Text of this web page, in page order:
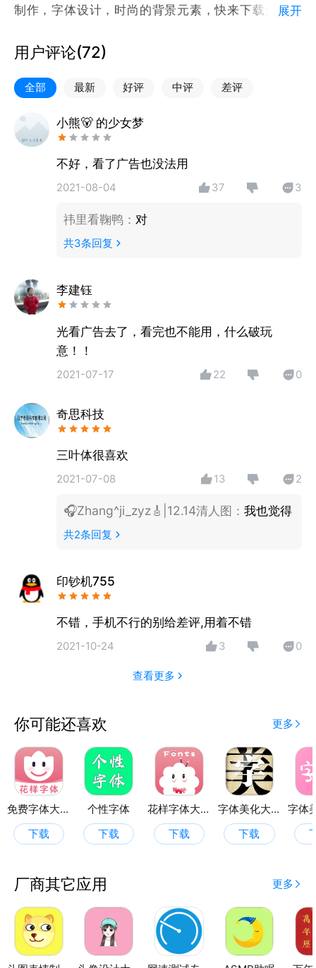
制作，字体设计，时尚的背景元素，快来下载免费字
展开
用户评论(72)
全部 最新 好评 中评 差评
小熊🐻 的少女梦
不好，看了广告也没法用
2021-08-04 37 3
祎里看鞠鸭： 对
共3条回复
李建钰
光看广告去了，看完也不能用，什么破玩
意！！
2021-07-17 22 0
奇思科技
三叶体很喜欢
2021-07-08 13 2
🎧Zhang^ji_zyz🎸|12.14清人图 ： 我也觉得
共2条回复
印钞机755
不错，手机不行的别给差评,用着不错
2021-10-24 3 0
查看更多
你可能还喜欢 更多
免费字体大全
下载
个性字体
下载
花样字体大全
下载
字体美化大师
下载
厂商其它应用 更多